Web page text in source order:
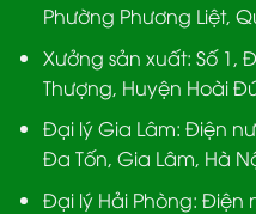
Phường Phương Liệt,
Xưởng sản xuất: Số 1,
Thượng, Huyện Hoài
Đại lý Gia Lâm: Điện
Đa Tốn, Gia Lâm, Hà
Đại lý Hải Phòng: Điện